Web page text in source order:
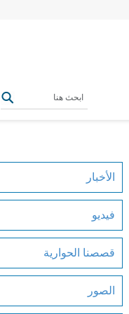
الأخبار
فيديو
قصصنا الحوارية
الصور